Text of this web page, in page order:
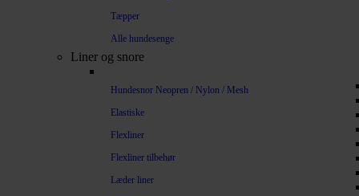
Tæpper
Alle hundesenge
Liner og snore
Hundesnor Neopren / Nylon / Mesh
Elastiske
Flexliner
Flexliner tilbehør
Læder liner